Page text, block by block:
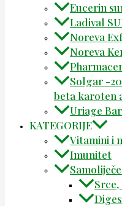
Eucerin
Ladival
Noreva
Noreva
Solgar -
beta karoten
Uriage
KATEGORIJE
Vitamini i
Imunitet